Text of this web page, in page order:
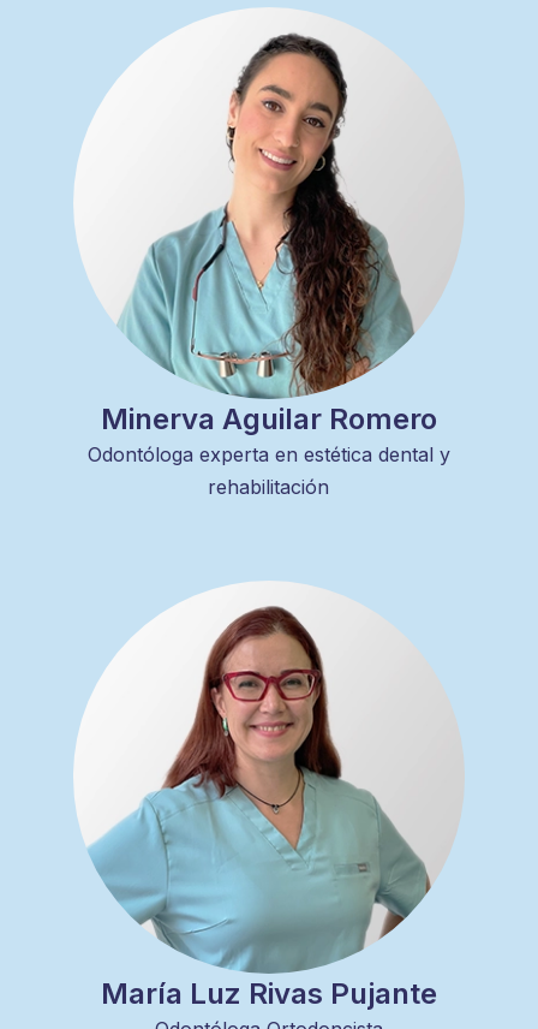
Minerva Aguilar Romero
Odontóloga experta en estética dental y
rehabilitación
María Luz Rivas Pujante